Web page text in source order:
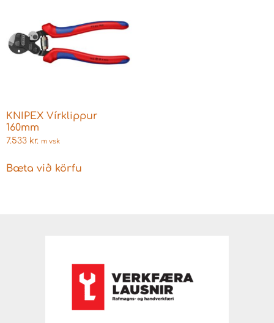
KNIPEX Vírklippur
160mm
7.533 kr. m vsk
Bæta við körfu